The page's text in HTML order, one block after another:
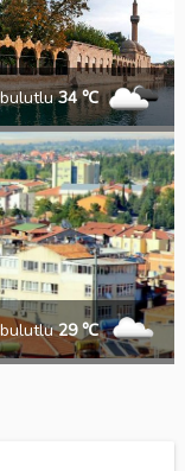
bulutlu34 ℃
bulutlu29 ℃